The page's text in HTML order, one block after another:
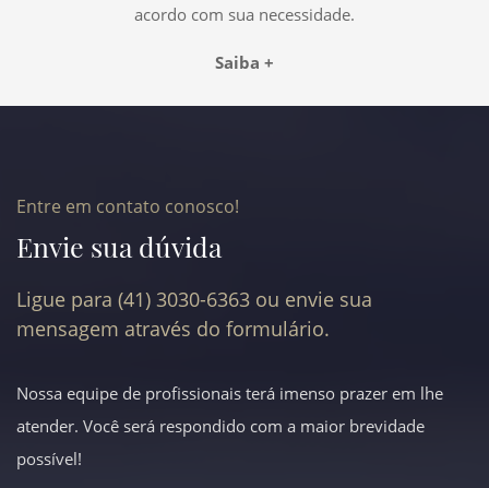
acordo com sua necessidade.
Saiba +
Entre em contato conosco!
Envie sua dúvida
Ligue para (41) 3030-6363 ou envie sua
mensagem através do formulário.
Nossa equipe de profissionais terá imenso prazer em lhe
atender. Você será respondido com a maior brevidade
possível!